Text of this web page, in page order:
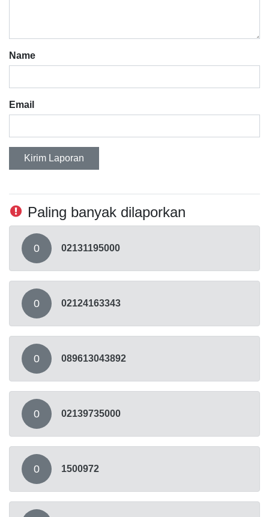
Name
Email
Kirim Laporan
Paling banyak dilaporkan
0 02131195000
0 02124163343
0 089613043892
0 02139735000
0 1500972